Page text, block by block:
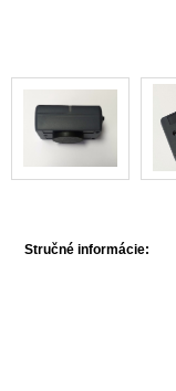
Stručné informácie: